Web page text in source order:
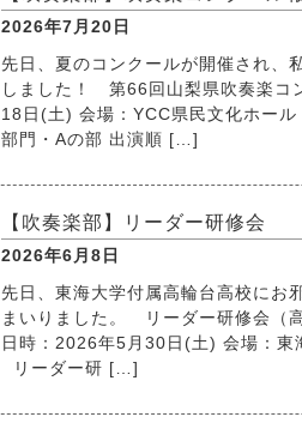
2026年7月20日
先日、夏のコンクールが開催され、
しました！ 第66回山梨県吹奏楽コ
18日(土) 会場：YCC県民文化ホー
部門・Aの部 出演順 […]
【吹奏楽部】リーダー研修会
2026年6月8日
先日、東海大学付属高輪台高校にお
まいりました。 リーダー研修会（
日時：2026年5月30日(土) 会場：東
リーダー研 […]